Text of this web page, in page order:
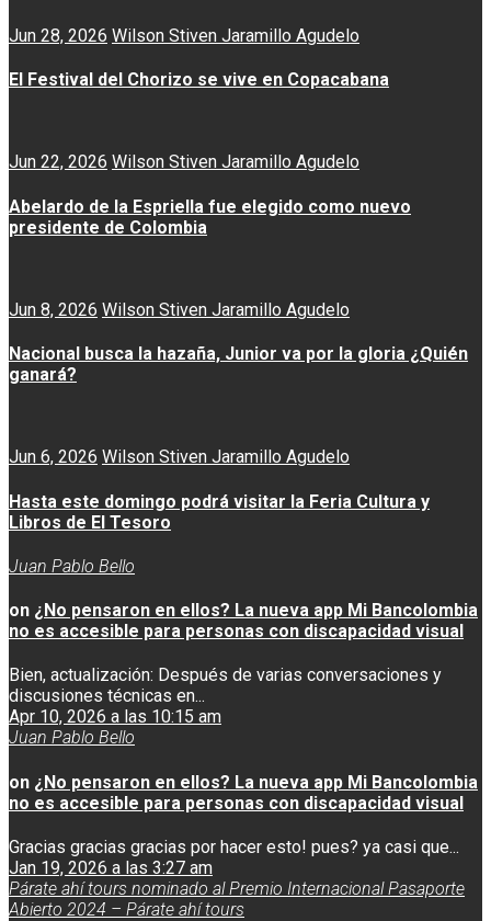
Jun 28, 2026 Wilson Stiven Jaramillo Agudelo
El Festival del Chorizo se vive en Copacabana
Jun 22, 2026 Wilson Stiven Jaramillo Agudelo
Abelardo de la Espriella fue elegido como nuevo
presidente de Colombia
Jun 8, 2026 Wilson Stiven Jaramillo Agudelo
Nacional busca la hazaña, Junior va por la gloria ¿Quién
ganará?
Jun 6, 2026 Wilson Stiven Jaramillo Agudelo
Hasta este domingo podrá visitar la Feria Cultura y
Libros de El Tesoro
Juan Pablo Bello
on ¿No pensaron en ellos? La nueva app Mi Bancolombia
no es accesible para personas con discapacidad visual
Bien, actualización: Después de varias conversaciones y
discusiones técnicas en...
Apr 10, 2026 a las 10:15 am
Juan Pablo Bello
on ¿No pensaron en ellos? La nueva app Mi Bancolombia
no es accesible para personas con discapacidad visual
Gracias gracias gracias por hacer esto! pues? ya casi que...
Jan 19, 2026 a las 3:27 am
Párate ahí tours nominado al Premio Internacional Pasaporte
Abierto 2024 – Párate ahí tours